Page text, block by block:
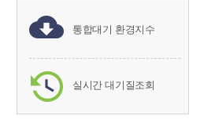
통합대기 환경지수
실시간 대기질조회